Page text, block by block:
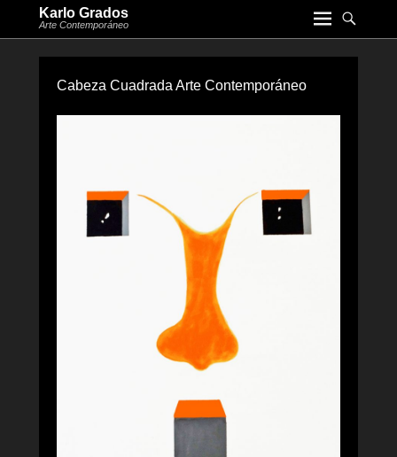
Karlo Grados
Arte Contemporáneo
Cabeza Cuadrada Arte Contemporáneo